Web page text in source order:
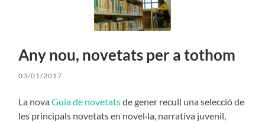
Any nou, novetats per a tothom
03/01/2017
La novaGuia de novetatsde gener recull una selecció de
les principals novetats en novel·la, narrativa juvenil,